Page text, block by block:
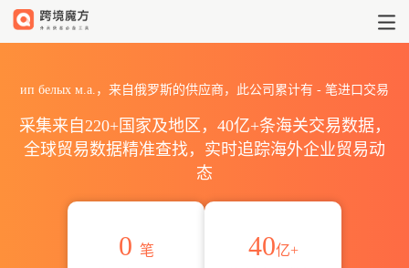
ип белых м.а.，来自俄罗斯的供应商，此公司累计有 - 笔进口交易
采集来自220+国家及地区，40亿+条海关交易数据，
全球贸易数据精准查找，实时追踪海外企业贸易动
态
0 笔
40亿+